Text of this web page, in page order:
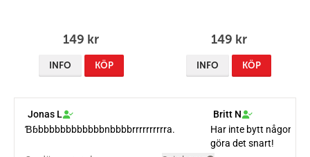
149 kr
INFO KÖP
149 kr
INFO KÖP